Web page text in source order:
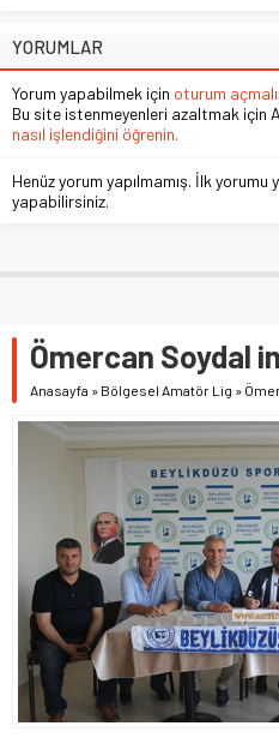
YORUMLAR
Yorum yapabilmek için oturum
Bu site istenmeyenleri azaltmak için
nasıl işlendiğini öğrenin.
Henüz yorum yapılmamış. İlk yorumu
yapabilirsiniz.
Ömercan Soydal
Anasayfa » Bölgesel Amatör Lig »